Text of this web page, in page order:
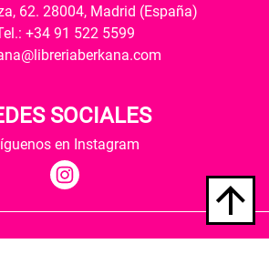
62. 28004, Madrid (España)
+34 91 522 5599
SOCIALES
en Instagram